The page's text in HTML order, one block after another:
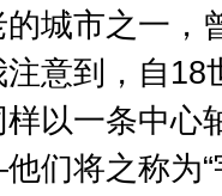
城市之一，
意到，自18
以一条中心
们将之称为“